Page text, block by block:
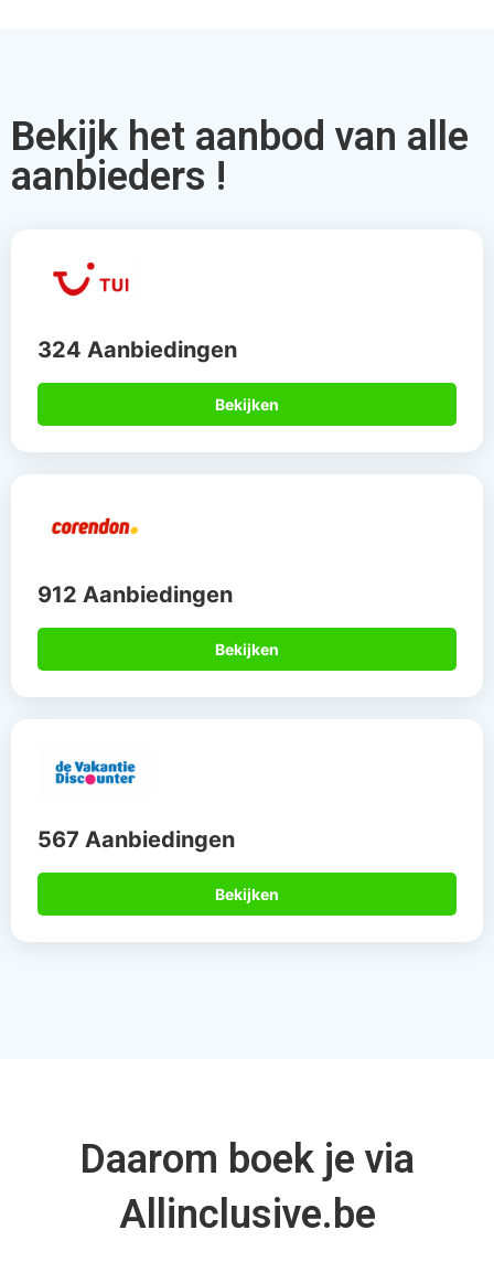
Bekijk het aanbod van alle
aanbieders !
324 Aanbiedingen
Bekijken
912 Aanbiedingen
Bekijken
567 Aanbiedingen
Bekijken
Daarom boek je via
Allinclusive.be